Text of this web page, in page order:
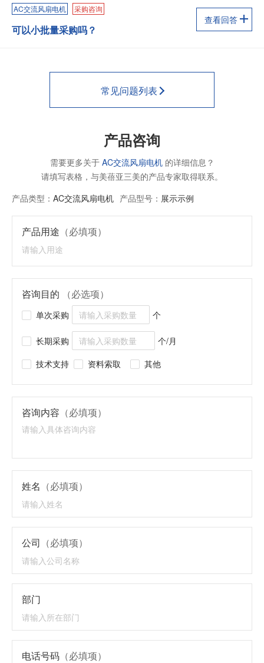
AC交流风扇电机 采购咨询
可以小批量采购吗？
查看回答
常见问题列表
产品咨询
需要更多关于 AC交流风扇电机的详细信息？
请填写表格，与美蓓亚三美的产品专家取得联系。
产品类型： AC交流风扇电机 产品型号： 展示示例
产品用途 （必填项）
咨询目的 （必选项）
单次采购 个
长期采购
个/月
技术支持
资料索取 其他
咨询内容 （必填项）
姓名 （必填项）
公司 （必填项）
部门
电话号码 （必填项）